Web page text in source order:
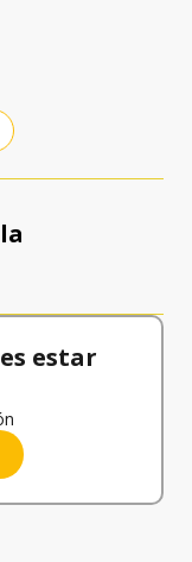
estar